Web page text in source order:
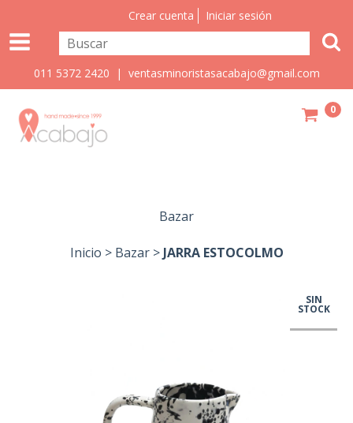
Crear cuenta Iniciar sesión
011 5372 2420 | ventasminoristasacabajo@gmail.com
0
Bazar
Inicio > Bazar > JARRA ESTOCOLMO
SIN
STOCK